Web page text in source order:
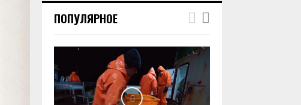
u
m
ПОПУЛЯРНОЕ